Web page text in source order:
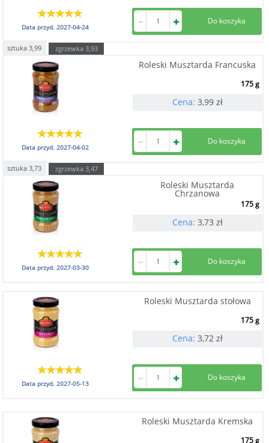
Data przyd.2027-04-24
sztuka 3,99 zgrzewka 3,93
Roleski Musztarda Francuska
175 g
Cena: 3,99 zł
Data przyd.2027-04-02
sztuka 3,73 zgrzewka 3,47
Roleski Musztarda
Chrzanowa
175 g
Cena: 3,73 zł
Data przyd.2027-03-30
Roleski Musztarda stołowa
175 g
Cena: 3,72 zł
Data przyd.2027-05-13
Roleski Musztarda Kremska
175 g